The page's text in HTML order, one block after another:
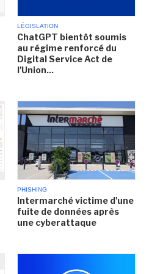
LÉGISLATION
ChatGPT bientôt soumis
au régime renforcé du
Digital Service Act de
l'Union...
PHISHING
Intermarché victime d'une
fuite de données après
une cyberattaque